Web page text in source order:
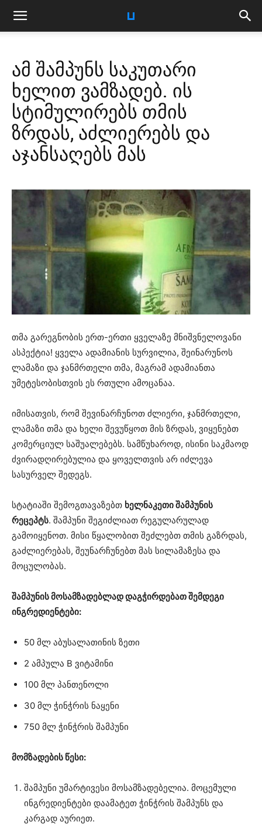
ამ შამპუნს საკუთარი
ხელით ვამზადებ. ის
სტიმულირებს თმის
ზრდას, აძლიერებს და
აჯანსაღებს მას
თმა გარეგნობის ერთ-ერთი ყველაზე მნიშვნელოვანი
ასპექტია! ყველა ადამიანის სურვილია, შეინარუნოს
ლამაზი და ჯანმრთელი თმა, მაგრამ ადამიანთა
უმეტესობისთვის ეს რთული ამოცანაა.
იმისათვის, რომ შევინარჩუნოთ ძლიერი, ჯანმრთელი,
ლამაზი თმა და ხელი შევუწყოთ მის ზრდას, ვიყენებთ
კომერციულ საშუალებებს. სამწუხაროდ, ისინი საკმაოდ
ძვირადღირებულია და ყოველთვის არ იძლევა
სასურველ შედეგს.
სტატიაში შემოგთავაზებთ ხელნაკეთი შამპუნის
რეცეპტს. შამპუნი შეგიძლიათ რეგულარულად
გამოიყენოთ. მისი წყალობით შეძლებთ თმის გაზრდას,
გაძლიერებას, შეუნარჩუნებთ მას სილამაზესა და
მოცულობას.
შამპუნის მოსამზადებლად დაგჭირდებათ შემდეგი
ინგრედიენტები:
50 მლ აბუსალათინის ზეთი
2 ამპულა B ვიტამინი
100 მლ პანთენოლი
30 მლ ჭინჭრის ნაყენი
750 მლ ჭინჭრის შამპუნი
მომზადების წესი:
შამპუნი უმარტივესი მოსამზადებელია. მოცემული
ინგრედიენტები დაამატეთ ჭინჭრის შამპუნს და
კარგად აურიეთ.